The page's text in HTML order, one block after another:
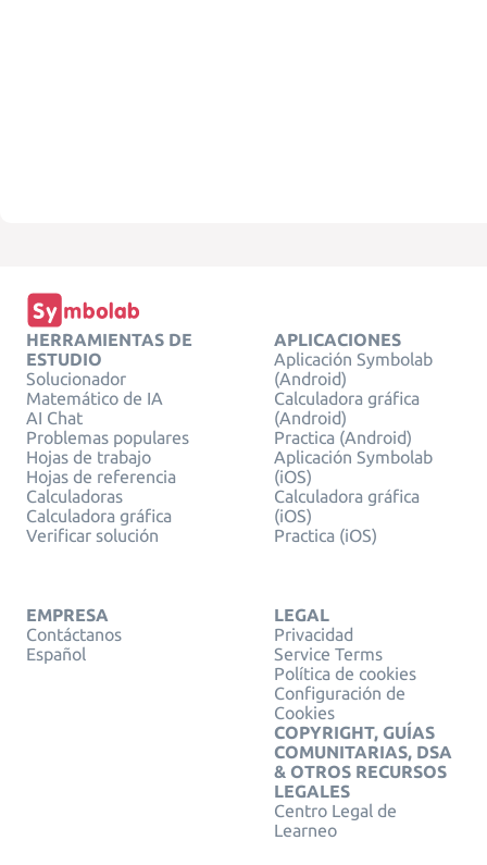
HERRAMIENTAS DE
ESTUDIO
Solucionador
Matemático de IA
AI Chat
Problemas populares
Hojas de trabajo
Hojas de referencia
Calculadoras
Calculadora gráfica
Verificar solución
APLICACIONES
Aplicación Symbolab
(Android)
Calculadora gráfica
(Android)
Practica (Android)
Aplicación Symbolab
(iOS)
Calculadora gráfica
(iOS)
Practica (iOS)
EMPRESA
Contáctanos
Español
LEGAL
Privacidad
Service Terms
Política de cookies
Configuración de
Cookies
COPYRIGHT, GUÍAS
COMUNITARIAS, DSA
& OTROS RECURSOS
LEGALES
Centro Legal de
Learneo